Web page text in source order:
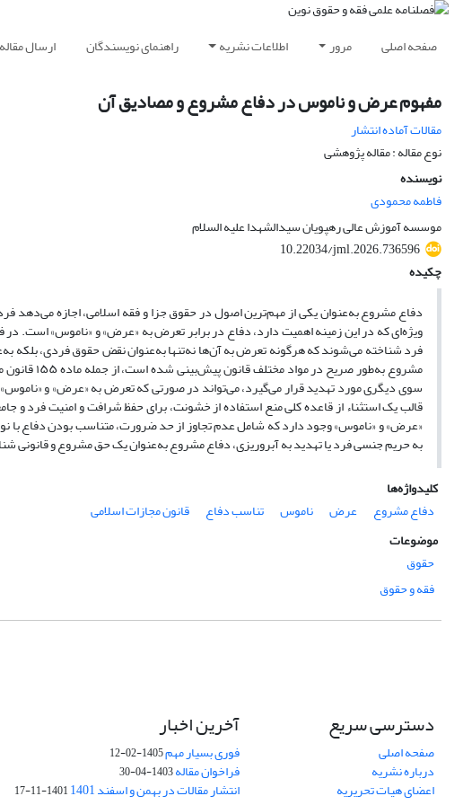
صفحه اصلی مرور اطلاعات نشریه راهنمای نویسندگان ارسال مقاله
مفهوم عرض و ناموس در دفاع مشروع و مصادیق آن
مقالات آماده انتشار
نوع مقاله : مقاله پژوهشی
نویسنده
فاطمه محمودی
موسسه آموزش عالی رهپویان سیدالشهدا علیه السلام
10.22034/jml.2026.736596
چکیده
دفاع مشروع به‌عنوان یکی از مهم‌ترین اصول در حقوق جزا و فقه اسلامی، اجازه می‌دهد
ویژه‌ای که در این زمینه اهمیت دارد، دفاع در برابر تعرض به «عرض» و «ناموس» است.
فرد شناخته می‌شوند که هرگونه تعرض به آن‌ها نه‌تنها به‌عنوان نقض حقوق فردی، بلکه
مشروع به‌طور صریح در مواد مختلف قانون پیش‌بینی شده است، از جمله ماده۱۵۵قانون
سوی دیگری مورد تهدید قرار می‌گیرد، می‌تواند در صورتی که تعرض به «عرض» و
قالب یک استثناء از قاعده کلی منع استفاده از خشونت، برای حفظ شرافت و امنیت فرد و
«عرض» و «ناموس» وجود دارد که شامل عدم تجاوز از حد ضرورت، متناسب بودن دفاع
به حریم جنسی فرد یا تهدید به آبروریزی، دفاع مشروع به‌عنوان یک حق مشروع و قانونی
کلیدواژه‌ها
دفاع مشروع
عرض ناموس تناسب دفاع
قانون مجازات اسلامی
موضوعات
حقوق
فقه و حقوق
دسترسی سریع
صفحه اصلی
درباره نشریه
اعضای هیات تحریریه
آخرین اخبار
فوری بسیار مهم1405-02-12
فراخوان مقاله1403-04-30
انتشار مقالات در بهمن و اسفند 1401 1401-11-17